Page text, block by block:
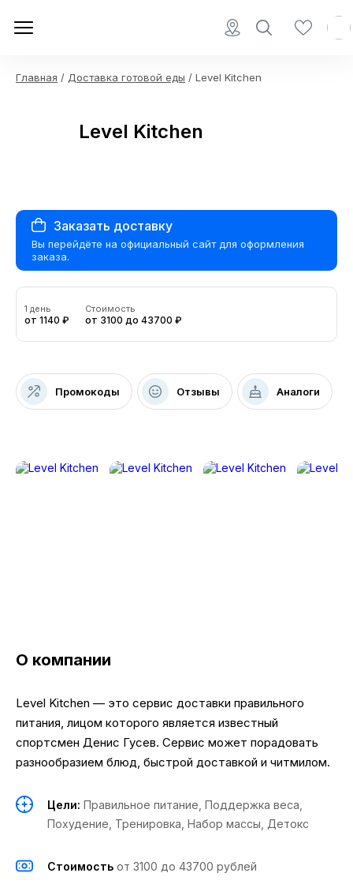
Главная / Доставка готовой еды / Level Kitchen
Level Kitchen
Заказать доставку
Вы перейдёте на официальный сайт для оформления
заказа.
1 день
от 1140 ₽
Стоимость
от 3100 до 43700 ₽
Промокоды Отзывы Аналоги
О компании
Level Kitchen — это сервис доставки правильного
питания, лицом которого является известный
спортсмен Денис Гусев. Сервис может порадовать
разнообразием блюд, быстрой доставкой и читмилом.
Цели: Правильное питание Поддержка веса
Похудение Тренировка Набор массы Детокс
Стоимость от 3100 до 43700 рублей